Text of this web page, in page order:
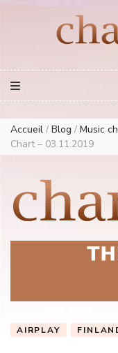
European Music Charts
Accueil / Blog / Music
Chart – 03.11.2019
AIRPLAY